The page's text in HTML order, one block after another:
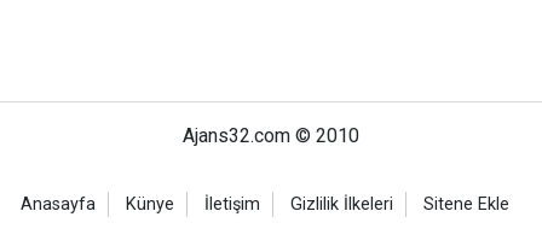
Ajans32.com © 2010
Anasayfa Künye İletişim Gizlilik İlkeleri Sitene Ekle